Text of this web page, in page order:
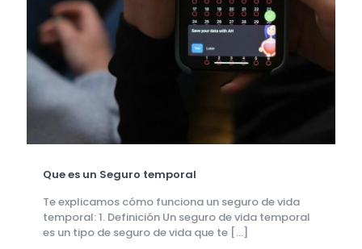
Que es un Seguro temporal
Te explicamos cómo funciona un seguro de vida
temporal: 1. Definición Un seguro de vida temporal
es un tipo de seguro de vida que te […]